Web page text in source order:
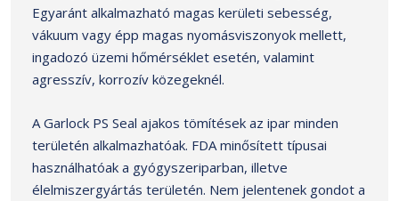
Egyaránt alkalmazható magas kerületi sebesség,
vákuum vagy épp magas nyomásviszonyok mellett,
ingadozó üzemi hőmérséklet esetén, valamint
agresszív, korrozív közegeknél.
A Garlock PS Seal ajakos tömítések az ipar minden
területén alkalmazhatóak. FDA minősített típusai
használhatóak a gyógyszeriparban, illetve
élelmiszergyártás területén. Nem jelentenek gondot a